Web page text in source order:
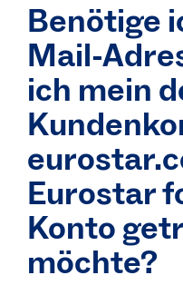
Benötige
Mail-
ich mein
Eurostar
Konto
möchte?